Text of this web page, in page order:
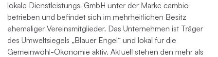
lokale Dienstleistungs-GmbH unter der Marke cambio
betrieben und befindet sich im mehrheitlichen Besitz
ehemaliger Vereinsmitglieder. Das Unternehmen ist Träger
des Umweltsiegels „Blauer Engel“ und lokal für die
Gemeinwohl-Ökonomie aktiv. Aktuell stehen den mehr als